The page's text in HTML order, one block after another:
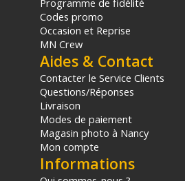
Programme de fidélité
Codes promo
Occasion et Reprise
MN Crew
Aides & Contact
Contacter le Service Clients
Questions/Réponses
Livraison
Modes de paiement
Magasin photo à Nancy
Mon compte
Informations